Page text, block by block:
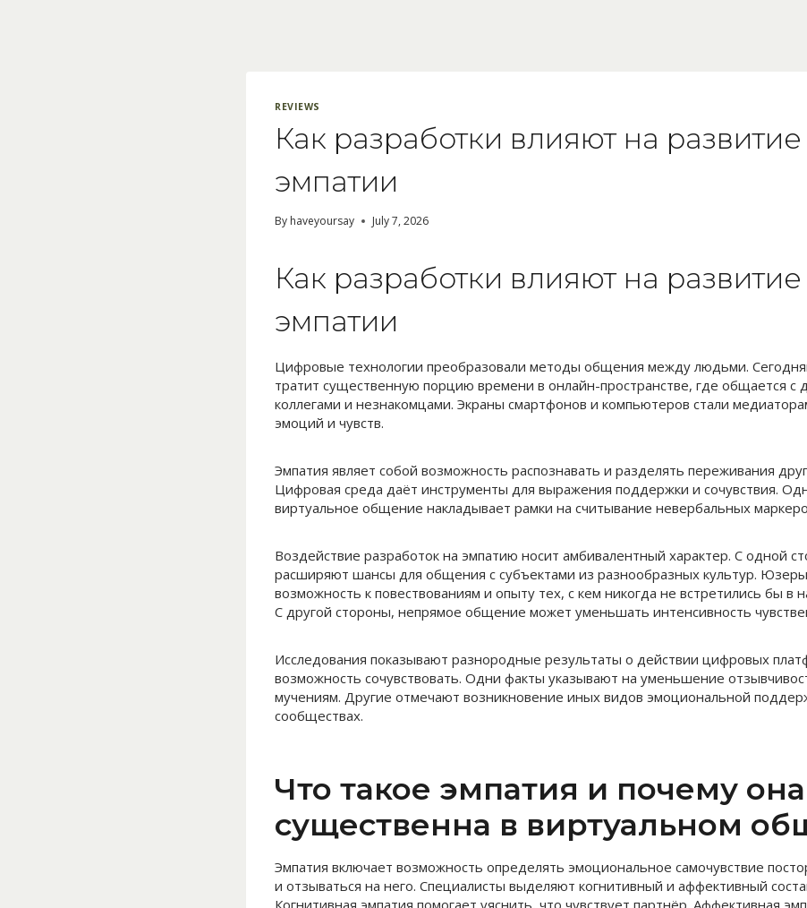
REVIEWS
Как разработки влияют на развитие
эмпатии
By haveyoursay July 7, 2026
Как разработки влияют на развитие
эмпатии
Цифровые технологии преобразовали методы общения между людьми.
тратит существенную порцию времени в онлайн-пространстве, где общается с
коллегами и незнакомцами. Экраны смартфонов и компьютеров стали
эмоций и чувств.
Эмпатия являет собой возможность распознавать и разделять переживания
Цифровая среда даёт инструменты для выражения поддержки и сочувствия.
виртуальное общение накладывает рамки на считывание невербальных
Воздействие разработок на эмпатию носит амбивалентный характер. С одной
расширяют шансы для общения с субъектами из разнообразных культур.
возможность к повествованиям и опыту тех, с кем никогда не встретились бы в
С другой стороны, непрямое общение может уменьшать интенсивность
Исследования показывают разнородные результаты о действии цифровых
возможность сочувствовать. Одни факты указывают на уменьшение
мучениям. Другие отмечают возникновение иных видов эмоциональной
сообществах.
Что такое эмпатия и почему она
существенна в виртуальном
Эмпатия включает возможность определять эмоциональное самочувствие
и отзываться на него. Специалисты выделяют когнитивный и аффективный